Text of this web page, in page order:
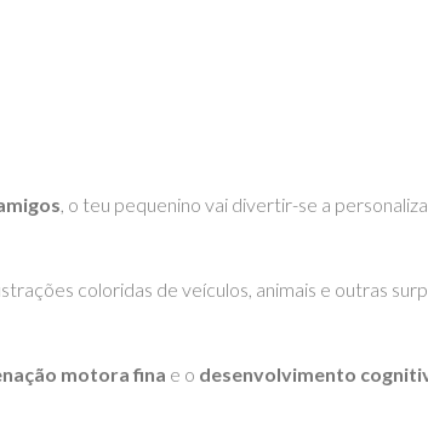
, o teu pequenino vai divertir-se a
coloridas de veículos, animais e outras
motora fina e o desenvolvimento